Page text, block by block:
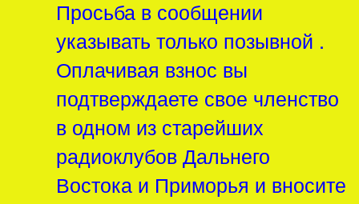
Просьба в сообщении
указывать только позывной .
Оплачивая взнос вы
подтверждаете свое членство
в одном из старейших
радиоклубов Дальнего
Востока и Приморья и вносите